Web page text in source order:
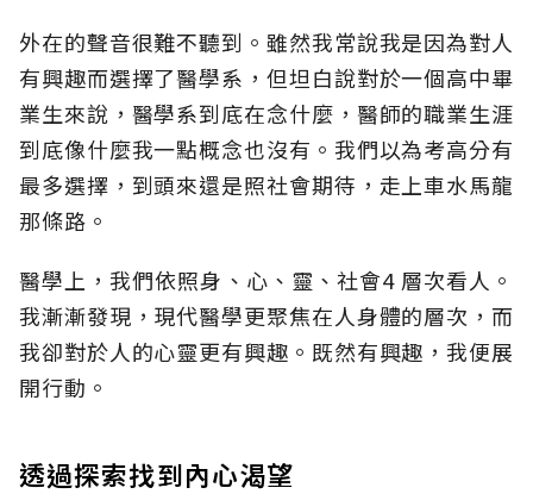
外在的聲音很難不聽到。雖然我常說我是因為對人
有興趣而選擇了醫學系，但坦白說對於一個高中畢
業生來說，醫學系到底在念什麼，醫師的職業生涯
到底像什麼我一點概念也沒有。我們以為考高分有
最多選擇，到頭來還是照社會期待，走上車水馬龍
那條路。
醫學上，我們依照身、心、靈、社會4 層次看人。
我漸漸發現，現代醫學更聚焦在人身體的層次，而
我卻對於人的心靈更有興趣。既然有興趣，我便展
開行動。
透過探索找到內心渴望